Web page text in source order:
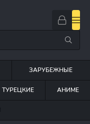
ЗАРУБЕЖНЫЕ
ТУРЕЦКИЕ АНИМЕ